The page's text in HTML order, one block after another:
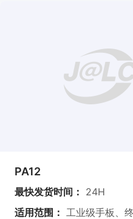
PA12
最快发货时间： 24H
适用范围： 工业级手板、